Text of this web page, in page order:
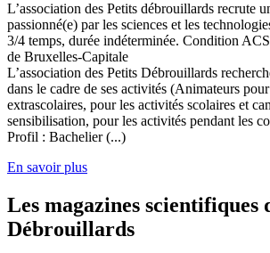
L’association des Petits débrouillards recrute
passionné(e) par les sciences et les
3/4 temps, durée indéterminée. Condition
de Bruxelles-Capitale
L’association des Petits Débrouillards
dans le cadre de ses activités (Animateurs
extrascolaires, pour les activités scolaires et
sensibilisation, pour les activités pendant les
Profil : Bachelier (...)
En savoir plus
Les magazines scientifiques
Débrouillards